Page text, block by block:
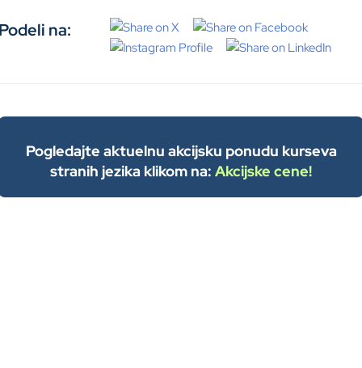
na:
Pogledajte aktuelnu akcijsku ponudu kurseva
stranih jezika klikom na: Akcijske cene!